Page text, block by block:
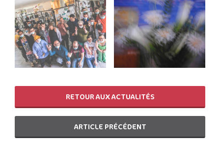
RETOUR AUX ACTUALITÉS
ARTICLE PRÉCÉDENT